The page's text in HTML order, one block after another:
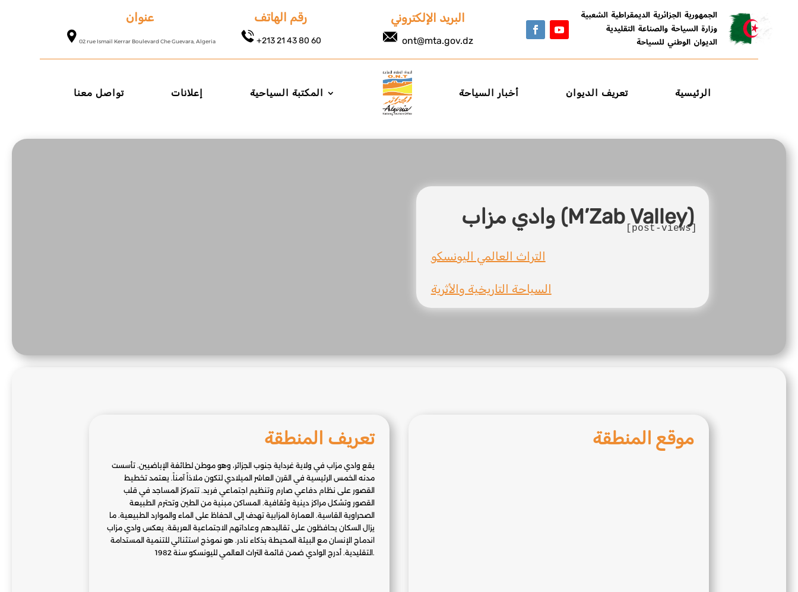
عنوان
02 rue Ismail Kerrar Boulevard Che Guevara, Algeria
رقم الهاتف
+213 21 43 80 60
البريد الإلكتروني
ont@mta.gov.dz
تواصل معنا إعلانات المكتبة السياحية أخبار السياحة تعريف الديوان الرئيسية
وادي مزاب (M’Zab Valley)
[post-views]
التراث العالمي اليونسكو
السياحة التاريخية والأثرية
تعريف المنطقة
يقع وادي مزاب في ولاية غرداية جنوب الجزائر، وهو موطن لطائفة الإباضيين. تأسست
مدنه الخمس الرئيسية في القرن العاشر الميلادي لتكون ملاذاً آمناً. يعتمد تخطيط
القصور على نظام دفاعي صارم وتنظيم اجتماعي فريد. تتمركز المساجد في قلب
القصور وتشكل مراكز دينية وثقافية. المساكن مبنية من الطين وتحترم الطبيعة
الصحراوية القاسية. العمارة المزابية تهدف إلى الحفاظ على الماء والموارد الطبيعية. ما
يزال السكان يحافظون على تقاليدهم وعاداتهم الاجتماعية العريقة. يعكس وادي مزاب
اندماج الإنسان مع البيئة المحيطة بذكاء نادر. هو نموذج استثنائي للتنمية المستدامة
التقليدية. أدرج الوادي ضمن قائمة التراث العالمي لليونسكو سنة 1982.
موقع المنطقة